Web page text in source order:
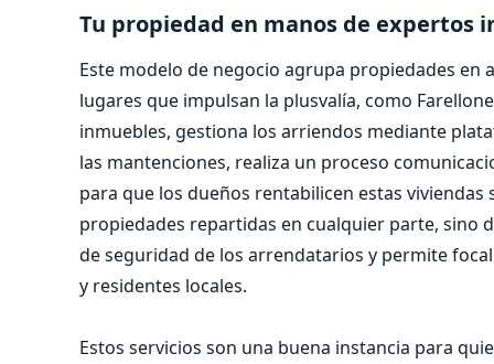
Tu propiedad en manos de expertos
Este modelo de negocio agrupa propiedades
lugares que impulsan la plusvalía, como
inmuebles, gestiona los arriendos mediante
las mantenciones, realiza un proceso
para que los dueños rentabilicen estas
propiedades repartidas en cualquier parte, sino
de seguridad de los arrendatarios y permite
y residentes locales.
Estos servicios son una buena instancia para